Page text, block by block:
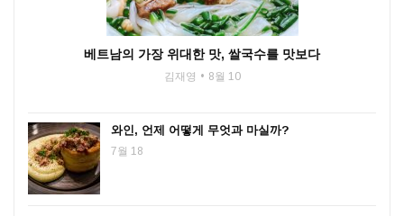
베트남의 가장 위대한 맛, 쌀국수를 맛보다
김재영 8월 10
와인, 언제 어떻게 무엇과 마실까?
7월 18